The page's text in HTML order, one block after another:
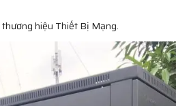
thương hiệu Thiết Bị Mạng.